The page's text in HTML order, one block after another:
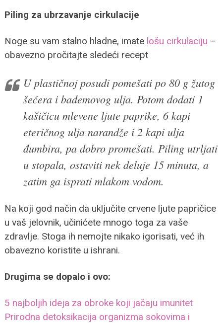
Piling za ubrzavanje cirkulacije
Noge su vam stalno hladne, imate lošu cirkulaciju –
obavezno pročitajte sledeći recept
U plastičnoj posudi pomešati po 80 g žutog
šećera i bademovog ulja. Potom dodati 1
kašičicu mlevene ljute paprike, 6 kapi
eteričnog ulja narandže i 2 kapi ulja
đumbira, pa dobro promešati. Piling utrljati
u stopala, ostaviti nek deluje 15 minuta, a
zatim ga isprati mlakom vodom.
Na koji god način da uključite crvene ljute papričice
u vaš jelovnik, učinićete mnogo toga za vaše
zdravlje. Stoga ih nemojte nikako igorisati, već ih
obavezno koristite u ishrani.
Drugima se dopalo i ovo:
5 najboljih ideja za obroke koji jačaju imunitet
Prirodna detoksikacija organizma sokovima i